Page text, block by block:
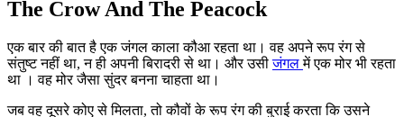
The Crow And The Peacock
एक बार की बात है एक जंगल काला कौआ रहता था। वह अपने रूप रंग से
संतुष्ट नहीं था, न ही अपनी बिरादरी से था। और उसीजंगलमें एक मोर भी रहता
था । वह मोर जैसा सुंदर बनना चाहता था।
जब वह दूसरे कोए से मिलता, तो कौवों के रूप रंग की बुराई करता कि उसने